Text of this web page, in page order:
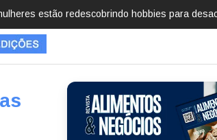
em 2025, diz Anuário de Segurança